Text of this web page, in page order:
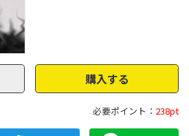
購入する
必要ポイント： 238pt